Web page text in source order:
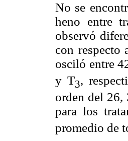
No se
heno entre
observó
con respecto
osciló entre
y T3,
orden del
para los
promedio de